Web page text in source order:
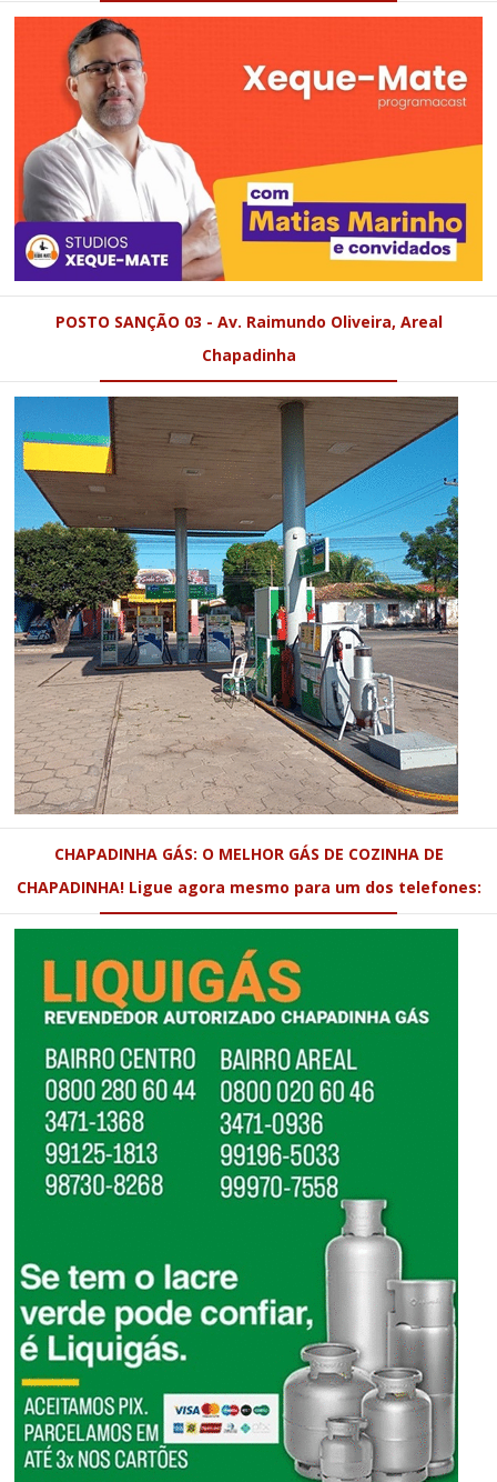
POSTO SANÇÃO 03 - Av. Raimundo Oliveira, Areal
Chapadinha
CHAPADINHA GÁS: O MELHOR GÁS DE COZINHA DE
CHAPADINHA! Ligue agora mesmo para um dos telefones: